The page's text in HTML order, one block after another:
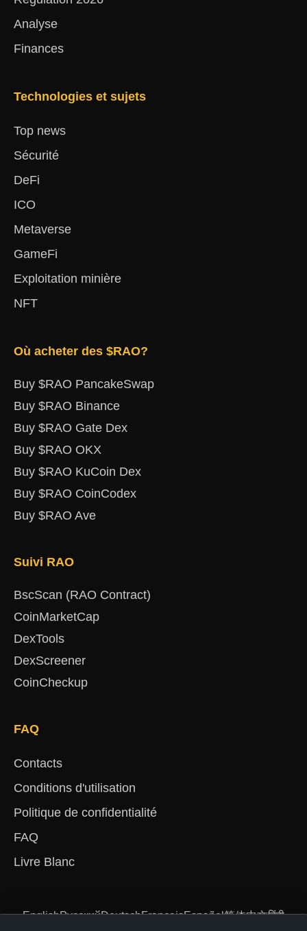
Analyse
Finances
Technologies et sujets
Top news
Sécurité
DeFi
ICO
Metaverse
GameFi
Exploitation minière
NFT
Où acheter des $RAO?
Buy $RAO PancakeSwap
Buy $RAO Binance
Buy $RAO Gate Dex
Buy $RAO OKX
Buy $RAO KuCoin Dex
Buy $RAO CoinCodex
Buy $RAO Ave
Suivi RAO
BscScan (RAO Contract)
CoinMarketCap
DexTools
DexScreener
CoinCheckup
FAQ
Contacts
Conditions d'utilisation
Politique de confidentialité
FAQ
Livre Blanc
EnglishРусскийDeutschFrançaisEspañol简体中文हिंदी